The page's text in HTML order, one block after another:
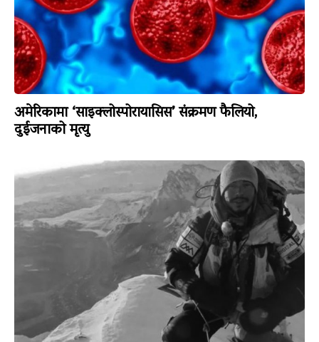
अमेरिकामा ‘साइक्लोस्पोरायासिस’ संक्रमण फैलियो,
दुईजनाको मृत्यु